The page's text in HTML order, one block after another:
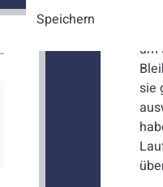
um
sie
Speichern